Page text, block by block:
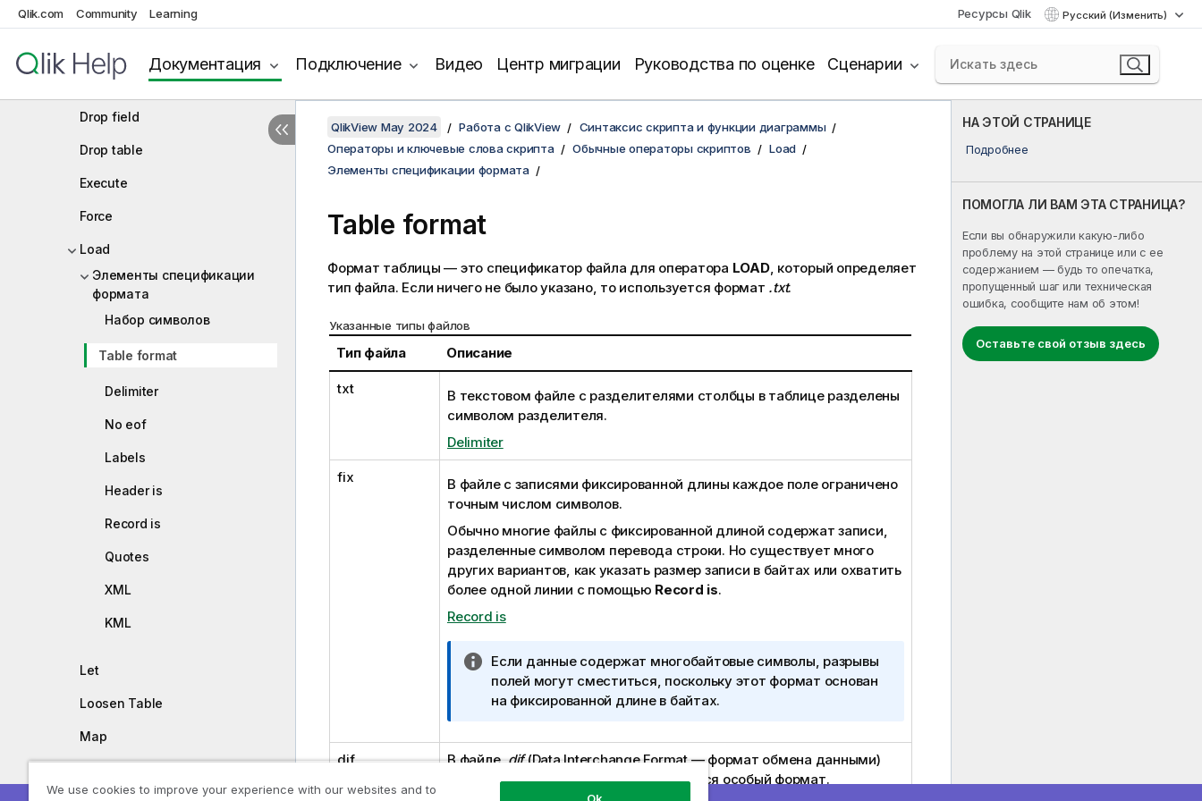
Qlik.com Community Learning Ресурсы Qlik Русский (Изменить)
Документация Подключение Видео Центр миграции Руководства по оценке Сценарии
Connect
Directory
Disconnect
Drop field
Drop table
Execute
Force
Load
Элементы спецификации
формата
Набор символов
Table format
Delimiter
No eof
Labels
Header is
Record is
Quotes
XML
KML
Let
Loosen Table
Map
НА ЭТОЙ СТРАНИЦЕ
Подробнее
ПОМОГЛА ЛИ ВАМ ЭТА СТРАНИЦА?
Если вы обнаружили какую-либо
проблему на этой странице или с ее
содержанием — будь то опечатка,
пропущенный шаг или техническая
ошибка, сообщите нам об этом!
Оставьте свой отзыв здесь
QlikView May 2024 Работа с QlikView
Синтаксис скрипта и функции диаграммы
Операторы и ключевые слова скрипта
Обычные операторы скриптов
Load
Элементы спецификации формата
Table format
Формат таблицы — это спецификатор файла для оператора LOAD, который определяет
тип файла. Если ничего не было указано, то используется формат .txt.
Указанные типы файлов
Тип файла Описание
txt
В текстовом файле с разделителями столбцы в таблице разделены
символом разделителя.
Delimiter
fix
В файле с записями фиксированной длины каждое поле ограничено
точным числом символов.
Обычно многие файлы с фиксированной длиной содержат записи,
разделенные символом перевода строки. Но существует много
других вариантов, как указать размер записи в байтах или охватить
более одной линии с помощью Record is.
Record is
П
р
и
е
ч
Если данные содержат многобайтовые символы, разрывы
полей могут сместиться, поскольку этот формат основан
на фиксированной длине в байтах.
dif В файле.dif(Data Interchange Format— формат обмена данными)
для определения таблицы используется особый формат.
We use cookies to improve your experience with our websites and to